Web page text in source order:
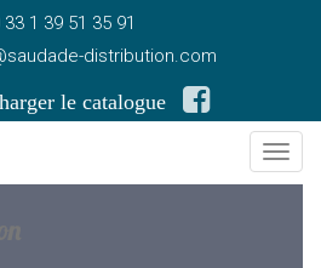
33 1 39 51 35 91
distribution.com
le catalogue